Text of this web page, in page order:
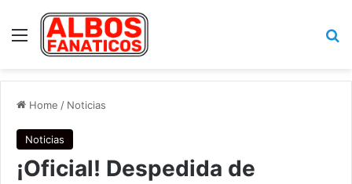
Menu
Home / Noticias
Noticias
¡Oficial! Despedida de